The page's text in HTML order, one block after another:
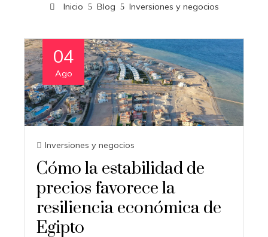
Inicio Blog Inversiones y negocios
04
Ago
Inversiones y negocios
Cómo la estabilidad de
precios favorece la
resiliencia económica de
Egipto